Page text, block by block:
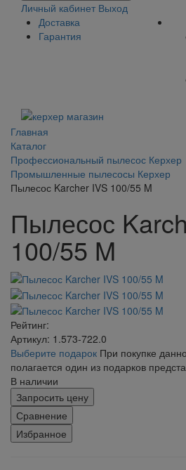
Личный кабинет Выход
Доставка
Гарантия
Главная
Каталог
Профессиональный пылесос Керхер
Промышленные пылесосы Керхер
Пылесос Karcher IVS 100/55 M
Пылесос
100/55 M
Рейтинг:
Артикул: 1.573-722.0
Выберите подарок При покупке
полагается один из подарков
В наличии
Запросить цену
Сравнение
Избранное